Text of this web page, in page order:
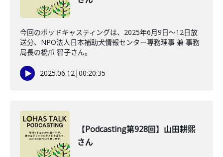
今回のポッドキャスティングは、2025年6月9日〜12日放
送分、NPO法人日本補助犬情報センター専務理事 兼 事務
局長の橋爪 智子さん。
2025.06.12|00:20:35
【Podcasting第928回】山田耕熙
さん